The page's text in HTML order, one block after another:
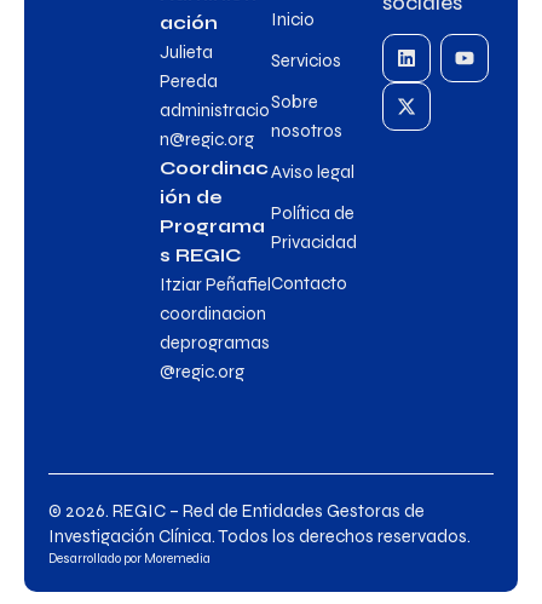
ación
Julieta
Pereda
administracio
n@regic.org
Coordinac
ión de
Programa
s REGIC
Itziar Peñafiel
coordinacion
deprogramas
@regic.org
Inicio
Servicios
Sobre
nosotros
Aviso legal
Política de
Privacidad
Contacto
© 2026. REGIC – Red de Entidades Gestoras de
Investigación Clínica. Todos los derechos reservados.
Desarrollado por Moremedia